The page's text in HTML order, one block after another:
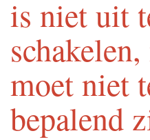
is niet uit
moet niet
bepalend